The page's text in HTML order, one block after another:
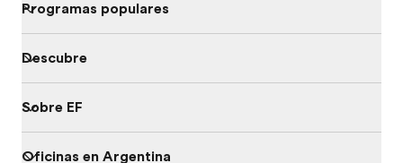
Programas populares
Descubre
Sobre EF
Oficinas en Argentina